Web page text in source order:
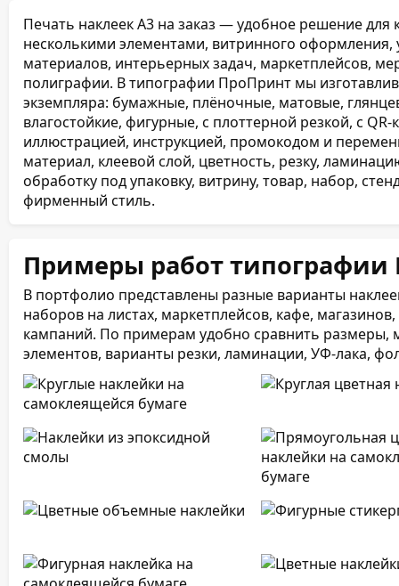
Печать наклеек А3 на заказ — удобное решение для
несколькими элементами, витринного
материалов, интерьерных задач, маркетплейсов,
полиграфии. В типографии ПроПринт мы
экземпляра: бумажные, плёночные, матовые,
влагостойкие, фигурные, с плоттерной резкой, с
иллюстрацией, инструкцией, промокодом и
материал, клеевой слой, цветность, резку,
обработку под упаковку, витрину, товар, набор,
фирменный стиль.
Примеры работ типографии
В портфолио представлены разные варианты
наборов на листах, маркетплейсов, кафе,
кампаний. По примерам удобно сравнить размеры,
элементов, варианты резки, ламинации, УФ-лака,